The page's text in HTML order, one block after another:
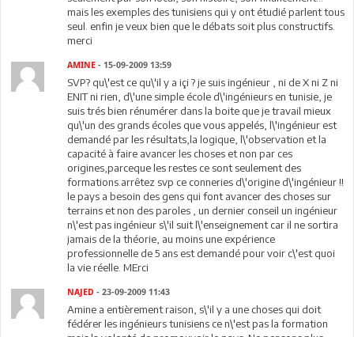
mais les exemples des tunisiens qui y ont étudié parlent tous
seul. enfin je veux bien que le débats soit plus constructifs.
merci
AMINE - 15-09-2009 13:59
SVP? qu\'est ce qu\'il y a içi ? je suis ingénieur , ni de X ni Z ni
ENIT ni rien, d\'une simple école d\'ingénieurs en tunisie, je
suis trés bien rénumérer dans la boite que je travail mieux
qu\'un des grands écoles que vous appelés, l\'ingénieur est
demandé par les résultats,la logique, l\'observation et la
capacité à faire avancer les choses et non par ces
origines,parceque les restes ce sont seulement des
formations.arrêtez svp ce conneries d\'origine d\'ingénieur !!
le pays a besoin des gens qui font avancer des choses sur
terrains et non des paroles , un dernier conseil un ingénieur
n\'est pas ingénieur s\'il suit l\'enseignement car il ne sortira
jamais de la théorie, au moins une expérience
professionnelle de 5 ans est demandé pour voir c\'est quoi
la vie réelle. MErci
NAJED - 23-09-2009 11:43
Amine a entièrement raison, s\'il y a une choses qui doit
fédérer les ingénieurs tunisiens ce n\'est pas la formation